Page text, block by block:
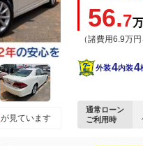
が見ています
56.7
（諸費用6.9万円
外装4内装4
通常ローン
ご利用時